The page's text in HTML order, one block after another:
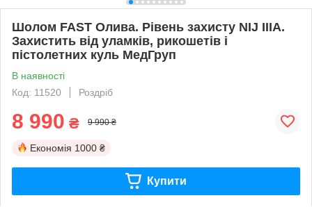
Шолом FAST Олива. Рівень захисту NIJ IIIA.
Захистить від уламків, рикошетів і
пістолетних куль МедГруп
В наявності
Код: 11520
Роздріб
8 990 ₴ 9 990 ₴
Економія 1000 ₴
Купити